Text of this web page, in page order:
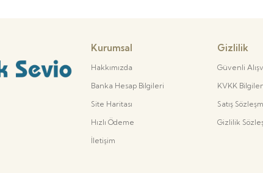
Kurumsal
Hakkımızda
Banka Hesap Bilgileri
Site Haritası
Hızlı Ödeme
İletişim
Gizlilik
Güvenli
KVKK
Satış
Gizlilik